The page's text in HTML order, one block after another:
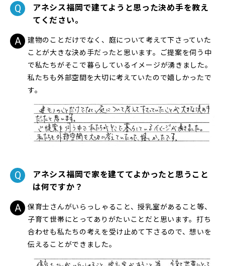
アネシス福岡で建てようと思った決め手を教え
てください。
建物のことだけでなく、庭について考えて下さっていた
ことが大きな決め手だったと思います。ご提案を伺う中
で私たちがそこで暮らしているイメージが湧きました。
私たちも外部空間を大切に考えていたので嬉しかったで
す。
アネシス福岡で家を建ててよかったと思うこと
は何ですか？
保育士さんがいらっしゃること、授乳室があること等、
子育て世帯にとってありがたいことだと思います。打ち
合わせも私たちの考えを受け止めて下さるので、想いを
伝えることができました。